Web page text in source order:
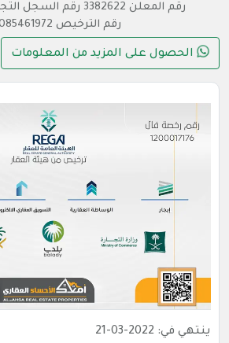
رقم المعلن 3382622 رقم السجل التجاري 3250375550
رقم الترخيص 42085461972
الحصول على المزيد من المعلومات
ينتهي في: 2022-03-21